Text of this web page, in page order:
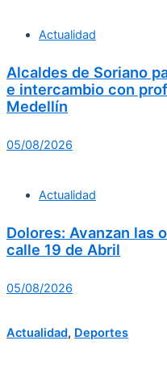
Actualidad
Alcaldes de Soriano
e intercambio con
Medellín
05/08/2026
Actualidad
Dolores: Avanzan las
calle 19 de Abril
05/08/2026
Actualidad, Deportes